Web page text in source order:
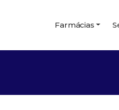
Farmácias